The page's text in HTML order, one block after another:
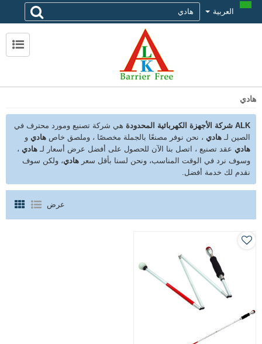
العربية
هادي
ALK شركة الأجهزة الكهربائية المحدودة
هي شركة تصنيع ومورد محترف في
الصين لـ هادي ، نحن نوفر مصنعًا بالجملة مخصصًا ، وملصق خاص هادي و
هادي عقد تصنيع ، اتصل بنا الآن للحصول على أفضل عرض أسعار لـ هادي ،
وسوف نرد في الوقت المناسب، ونحن لسنا بأقل سعر هادي، ولكن سوف
نقدم لك خدمة أفضل.
عرض